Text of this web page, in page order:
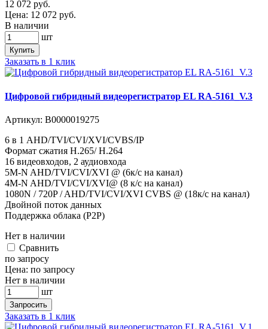
12 072 руб.
Цена: 12 072 руб.
В наличии
шт
Купить
Заказать в 1 клик
Цифровой гибридный видеорегистратор EL RA-5161_V.3
Артикул: В0000019275
6 в 1 AHD/TVI/CVI/XVI/CVBS/IP
Формат сжатия H.265/ H.264
16 видеовходов, 2 аудиовхода
5M-N AHD/TVI/CVI/XVI @ (6к/с на канал)
4M-N AHD/TVI/CVI/XVI@ (8 к/с на канал)
1080N / 720P / AHD/TVI/CVI/XVI CVBS @ (18к/с на канал)
Двойной поток данных
Поддержка облака (P2P)
Нет в наличии
Cравнить
по запросу
Цена: по запросу
Нет в наличии
шт
Запросить
Заказать в 1 клик